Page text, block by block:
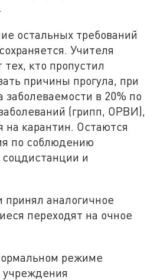
остальных требований
Учителя
кто пропустил
причины прогула, при
в 20% по
(грипп, ОРВИ),
на карантин. Остаются
по соблюдению
и
аналогичное
переходят на очное
режиме
учреждения